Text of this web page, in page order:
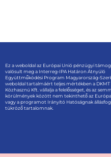
Ez a weboldal az Európai Unió pénzügyi
valósult meg a Interreg-IPA Határon Átnyúló
Együttműködési Program Magyarország-
weboldal tartalmáért teljes mértékben a
Közhasznú Kft. vállalja a felelősséget, és az
körülmények között nem tekinthető az
vagy a programot Irányító Hatóságnak
tükröző tartalomnak.